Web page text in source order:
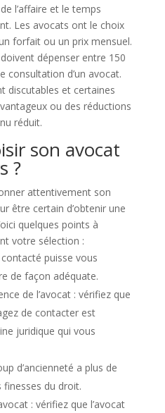
l’affaire et le temps
Les avocats ont le choix
forfait ou un prix mensuel.
dépenser entre 150
consultation d’un avocat.
discutables et certaines
ou des réductions
réduit.
son avocat
?
attentivement son
être certain d’obtenir une
quelques points à
votre sélection :
contacté puisse vous
de façon adéquate.
de l’avocat : vérifiez que
de contacter est
juridique qui vous
d’ancienneté a plus de
finesses du droit.
: vérifiez que l’avocat